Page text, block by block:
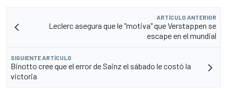
ARTÍCULO ANTERIOR
Leclerc asegura que le "motiva" que Verstappen se
escape en el mundial
SIGUIENTE ARTÍCULO
Binotto cree que el error de Sainz el sábado le costó la
victoria